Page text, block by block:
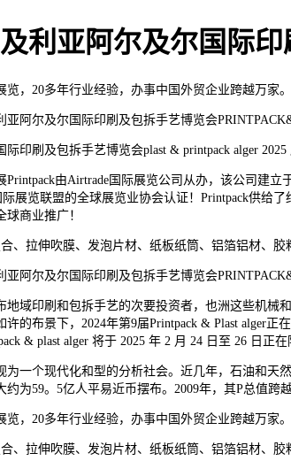
利亚阿尔及尔国际
20多年行业经验，办事中国外贸企业跨越万家。
尔及尔国际印刷及包拆手艺博览会
刷及包拆手艺博览会plast & printpack alger 2025
由Airtrade国际展览公司从办，该公司建立
展览联盟的全球展览业协会认证！Printpack供给
商业推广！
拉伸吹膜、发泡片材、纸板纸筒、铝箔铝材、胶
尔及尔国际印刷及包拆手艺博览会
印刷和包拆手艺的次要投资者，也洲这些机械
的布景下，2024年第9届Printpack & Plast alger
& plast alger 将于 2025 年 2 月 24 日至 26 日正
个现代化和型的分析社会。近几年，石油和天然
为59。5亿人平易近币摆布。2009年，其P总值跨
20多年行业经验，办事中国外贸企业跨越万家。
拉伸吹膜、发泡片材、纸板纸筒、铝箔铝材、胶